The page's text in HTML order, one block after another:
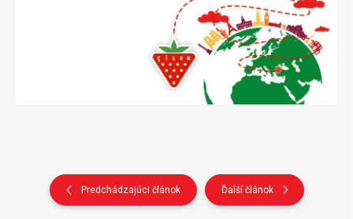
Predchádzajúci článok Ďalší článok